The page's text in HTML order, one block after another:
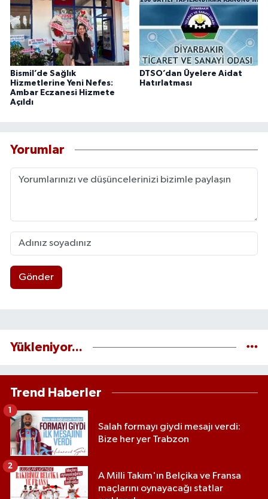
Bismil’de Sağlık
Hizmetlerine Yeni Nefes:
Ambar Eczanesi Hizmete
Açıldı
DTSO’dan Üyelere Aidat
Hatırlatması
Yorumlar
Gönder
Yükleniyor...
Trend Haberler
Salah formayı giydi mesajı verdi:
Bize her yer Trabzon
1
A Milli Takım'ın Belçika ve Fransa
maçlarını oynayacağı statlar
2